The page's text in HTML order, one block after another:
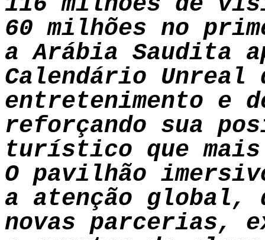
60 milhões no
a Arábia Saudita
Calendário Unreal
entretenimento e
reforçando sua
turístico que mais
O pavilhão
a atenção global,
novas parcerias,